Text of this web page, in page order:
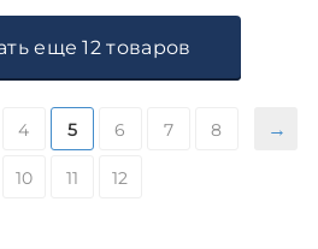
еще 12 товаров
4 5 6 7 8
10 11 12